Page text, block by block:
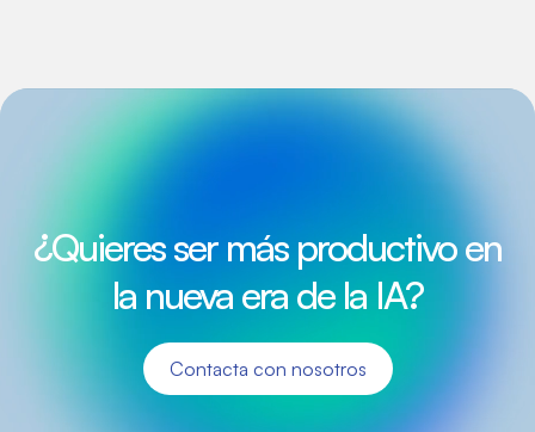
¿Quieres ser más productivo en
la nueva era de la IA?
Contacta con nosotros